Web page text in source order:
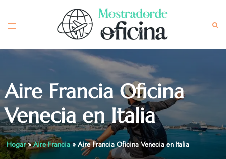
content
Toggle
Aire Francia Oficina
Venecia en Italia
Hogar»Aire Francia» Aire Francia Oficina Venecia en Italia